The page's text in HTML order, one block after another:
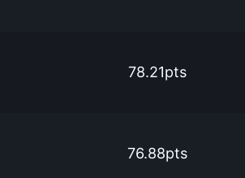
78.21pts
76.88pts